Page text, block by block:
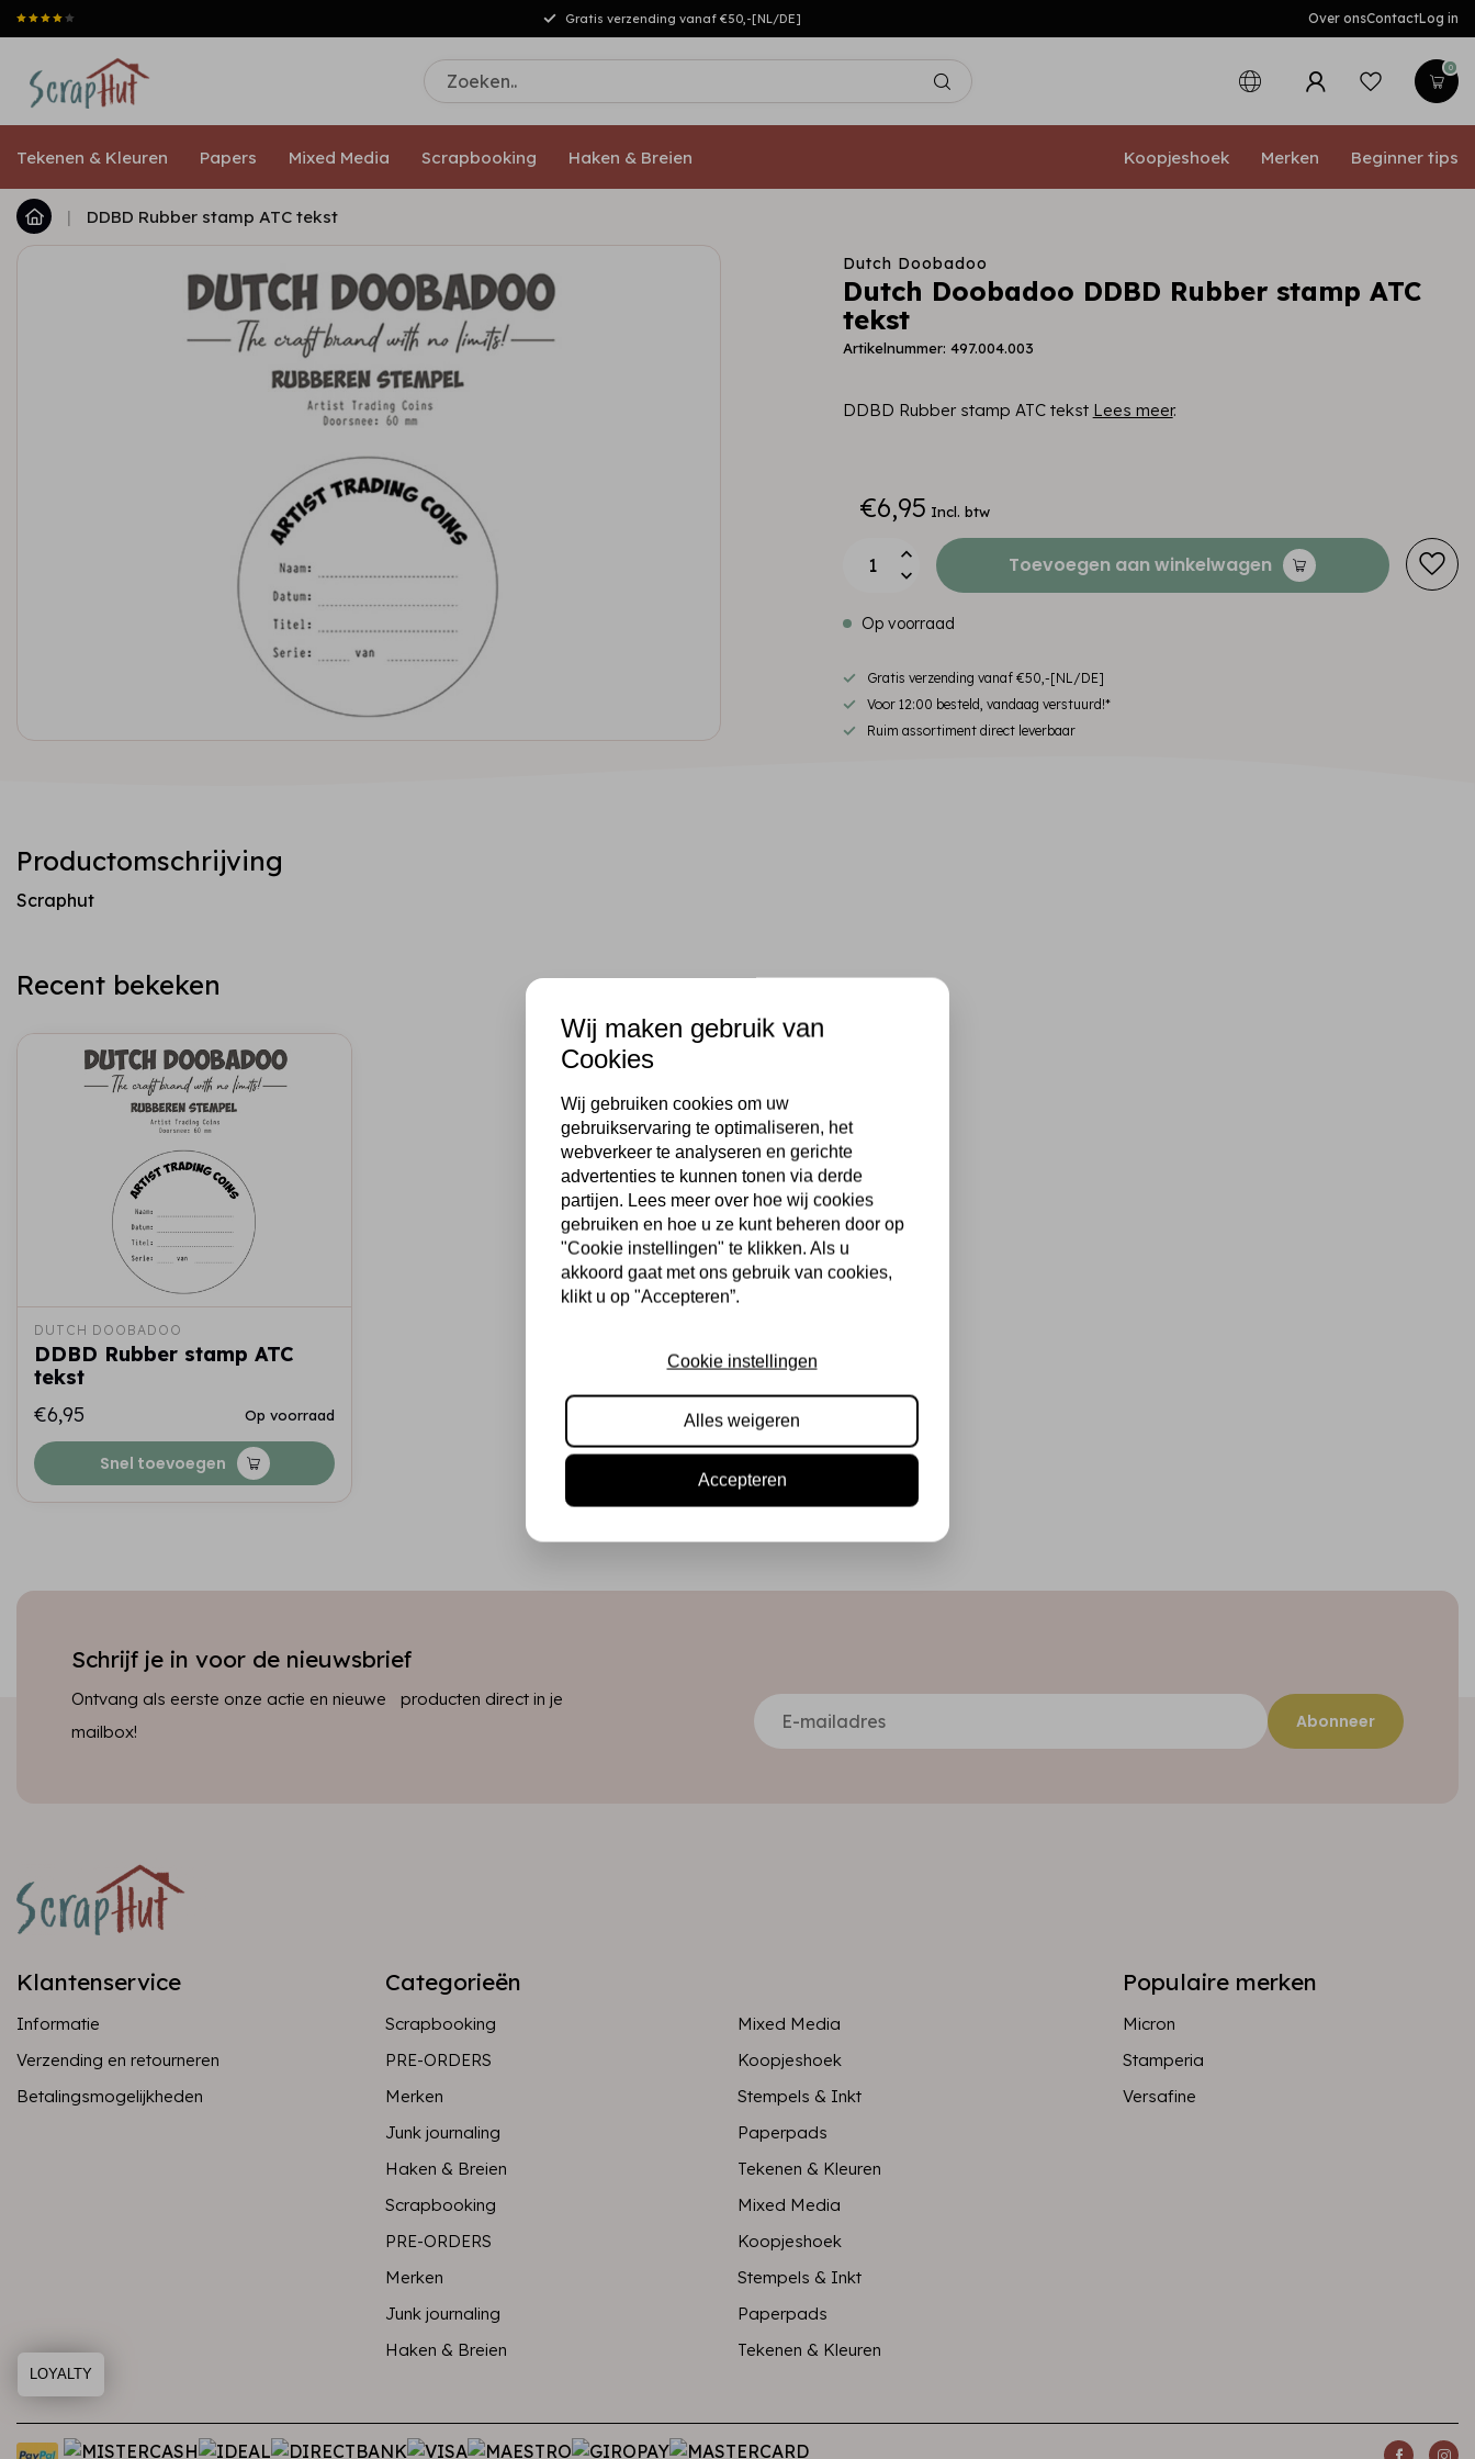
Gratis verzending vanaf €50,-[NL/DE] Over onsContactLog in
0
Tekenen & Kleuren Papers Mixed Media Scrapbooking Haken & Breien Koopjeshoek Merken Beginner tips
| DDBD Rubber stamp ATC tekst
Dutch Doobadoo
Dutch Doobadoo DDBD Rubber stamp ATC
tekst
Artikelnummer: 497.004.003
DDBD Rubber stamp ATC tekst Lees meer.
€6,95 Incl. btw
Toevoegen aan winkelwagen
Op voorraad
Gratis verzending vanaf €50,-[NL/DE]
Voor 12:00 besteld, vandaag verstuurd!*
Ruim assortiment direct leverbaar
Productomschrijving
Scraphut
Recent bekeken
DUTCH DOOBADOO
DDBD Rubber stamp ATC
tekst
€6,95
Op voorraad
Snel toevoegen
Schrijf je in voor de nieuwsbrief
Ontvang als eerste onze actie en nieuwe producten direct in je
mailbox!
Abonneer
Klantenservice
Informatie
Verzending en retourneren
Betalingsmogelijkheden
Categorieën
Scrapbooking
Mixed Media
PRE-ORDERS
Koopjeshoek
Merken
Stempels & Inkt
Junk journaling
Paperpads
Haken & Breien
Tekenen & Kleuren
Scrapbooking
Mixed Media
PRE-ORDERS
Koopjeshoek
Merken
Stempels & Inkt
Junk journaling
Paperpads
Haken & Breien
Tekenen & Kleuren
Populaire merken
Micron
Stamperia
Versafine
Wij maken gebruik van
Cookies
Wij gebruiken cookies om uw
gebruikservaring te optimaliseren, het
webverkeer te analyseren en gerichte
advertenties te kunnen tonen via derde
partijen. Lees meer over hoe wij cookies
gebruiken en hoe u ze kunt beheren door op
"Cookie instellingen" te klikken. Als u
akkoord gaat met ons gebruik van cookies,
klikt u op "Accepteren”.
Cookie instellingen
Alles weigeren
Accepteren
LOYALTY